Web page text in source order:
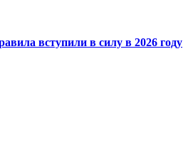
вступили в силу в 2026 году